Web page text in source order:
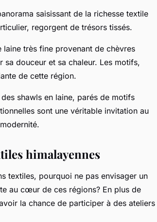
saisissant de la richesse textile
regorgent de trésors tissés.
laine très fine provenant de chèvres
sa douceur et sa chaleur. Les motifs,
de cette région.
shawls en laine, parés de motifs
sont une véritable invitation au
himalayennes
textiles, pourquoi ne pas envisager un
au cœur de ces régions? En plus de
la chance de participer à des ateliers